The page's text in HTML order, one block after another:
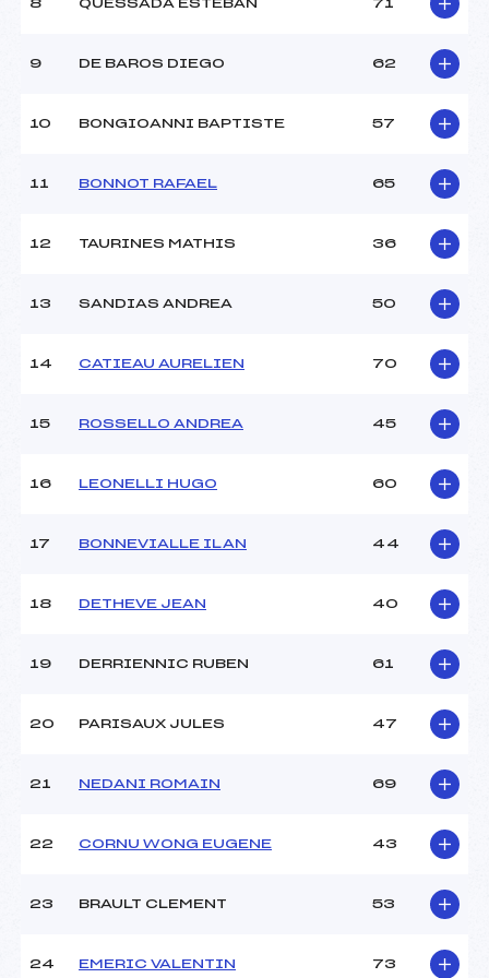
Ouvreurs D :
Météo :
NUAGEUX
HUMIDE
Nombre de portes :
Traceur :
Ouvreurs C :
Ouvreurs E :
Pénalité appliquée :
8 QUESSADA ESTEBAN 71
9 DE BAROS DIEGO 62
10 BONGIOANNI BAPTISTE 57
11 BONNOT RAFAEL 65
12 TAURINES MATHIS 36
13 SANDIAS ANDREA 50
14 CATIEAU AURELIEN 70
15 ROSSELLO ANDREA 45
16 LEONELLI HUGO 60
17 BONNEVIALLE ILAN 44
18 DETHEVE JEAN 40
19 DERRIENNIC RUBEN 61
20 PARISAUX JULES 47
21 NEDANI ROMAIN 69
22 CORNU WONG EUGENE 43
23 BRAULT CLEMENT 53
24 EMERIC VALENTIN 73